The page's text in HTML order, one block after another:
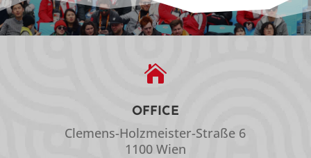

OFFICE
Clemens-Holzmeister-Straße 6
1100 Wien